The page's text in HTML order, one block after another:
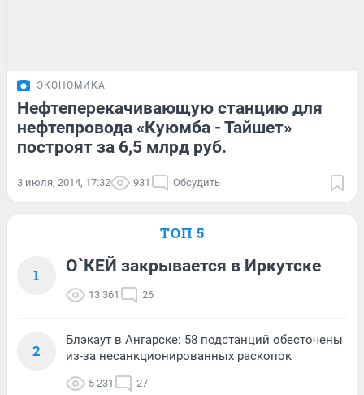
ЭКОНОМИКА
Нефтеперекачивающую станцию для
нефтепровода «Куюмба - Тайшет»
построят за 6,5 млрд руб.
3 июля, 2014, 17:32 931 Обсудить
ТОП 5
1 О`КЕЙ закрывается в Иркутске
13 361 26
2
Блэкаут в Ангарске: 58 подстанций обесточены
из-за несанкционированных раскопок
5 231 27